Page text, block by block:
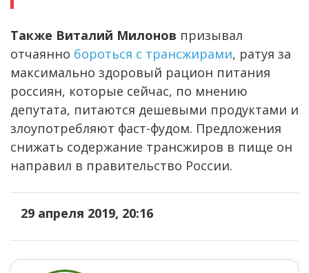
Также Виталий Милонов призывал
отчаянно бороться с трансжирами, ратуя за
максимально здоровый рацион питания
россиян, которые сейчас, по мнению
депутата, питаются дешевыми продуктами и
злоупотребляют фаст-фудом. Предложения
снижать содержание трансжиров в пище он
направил в правительство России.
29 апреля 2019, 20:16